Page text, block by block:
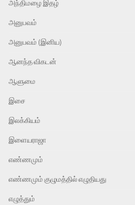
அந்திமழை இதழ்
அனுபவம்
அனுபவம் (இனிய)
ஆனந்த விகடன்
ஆளுமை
இசை
இலக்கியம்
இளையராஜா
எண்ணமும்
எண்ணமும் குழுமத்தில் எழுதியது
எழுத்தும்